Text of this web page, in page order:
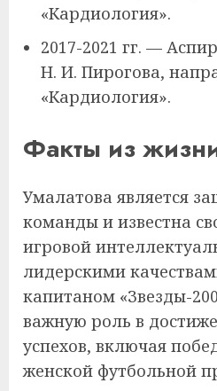
«Кардиология».
2017-2021 гг. —
Н. И. Пирогова,
«Кардиология».
Факты из
Умалатова является
команды и известна
игровой
лидерскими
капитаном «Звезды-
важную роль в
успехов, включая
женской футбольной